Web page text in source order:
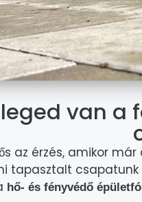
van a
az érzés, amikor
tapasztalt csapatunk
hő- és fényvédő